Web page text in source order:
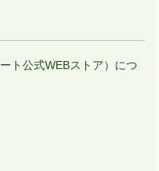
ト公式WEBストア）につ